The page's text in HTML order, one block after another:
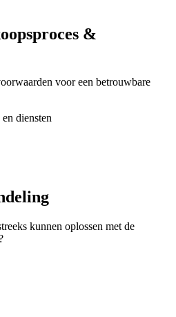
&
voor een betrouwbare
diensten
kunnen oplossen met de